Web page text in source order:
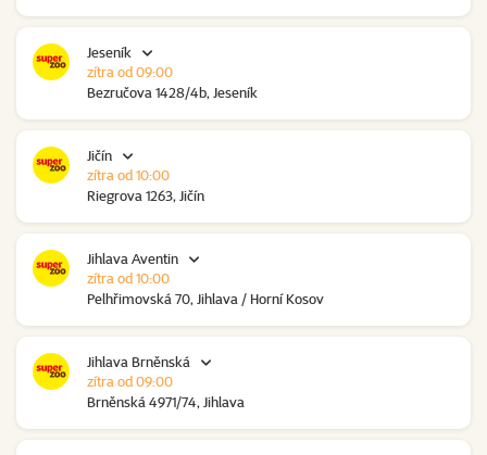
Jeseník
Bezručova 1428/4b, Jeseník
zítra od 09:00
Jičín
Riegrova 1263, Jičín
zítra od 10:00
Jihlava Aventin
Pelhřimovská 70, Jihlava / Horní Kosov
zítra od 10:00
Jihlava Brněnská
Brněnská 4971/74, Jihlava
zítra od 09:00